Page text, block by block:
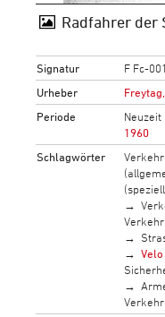
Radfahrer der
Signatur
F Fc-
Urheber
Periode
Neuzeit
1960
Schlagwörter
Verkehr
Verkehr
Velo
Verkehr